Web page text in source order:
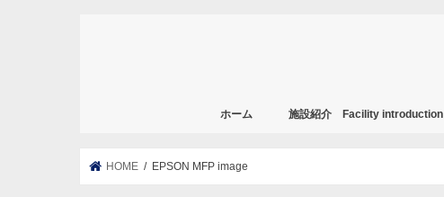
ホーム 施設紹介 Facility introduction
HOME EPSON MFP image